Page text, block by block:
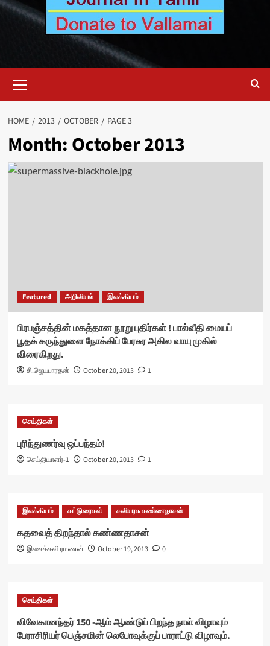
Menu
HOME 2013 OCTOBER PAGE 3
Month:October 2013
Featured அறிவியல் இலக்கியம்
பிரபஞ்சத்தின் மகத்தான நூறு புதிர்கள் ! பால்வீதி மையப்
பூதக் கருந்துளை நோக்கிப் பேரசுர அகில வாயு முகில்
விரைகிறது.
சி.ஜெயபாரதன் October 20, 2013 1
செய்திகள்
புரிந்துணர்வு ஒப்பந்தம்!
செய்தியாளர்-1 October 20, 2013 1
இலக்கியம் கட்டுரைகள் கவியரசு கண்ணதாசன்
கதவைத் திறந்தால் கண்ணதாசன்
இசைக்கவி ரமணன் October 19, 2013 0
செய்திகள்
விவேகானந்தர் 150 -ஆம் ஆண்டுப் பிறந்த நாள் விழாவும்
பேராசிரியர் பெஞ்சமின் லெபோவுக்குப் பாராட்டு விழாவும்.